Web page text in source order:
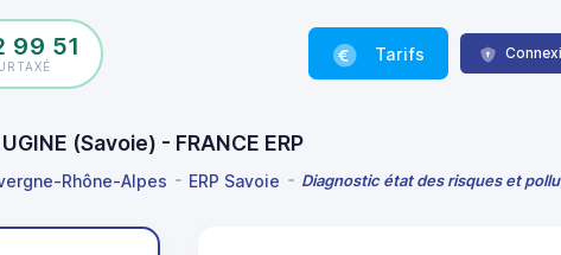
99 51 Tarifs
(Savoie) - FRANCE ERP
Rhône-Alpes ERP Savoie Diagnostic état des risques et